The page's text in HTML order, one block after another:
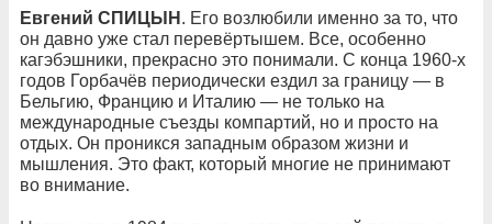
Евгений СПИЦЫН . Его возлюбили именно за то, что
он давно уже стал перевёртышем. Все, особенно
кагэбэшники, прекрасно это понимали. С конца 1960-х
годов Горбачёв периодически ездил за границу — в
Бельгию, Францию и Италию — не только на
международные съезды компартий, но и просто на
отдых. Он проникся западным образом жизни и
мышления. Это факт, который многие не принимают
во внимание.